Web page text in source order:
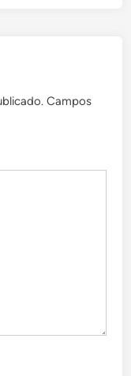
Campos